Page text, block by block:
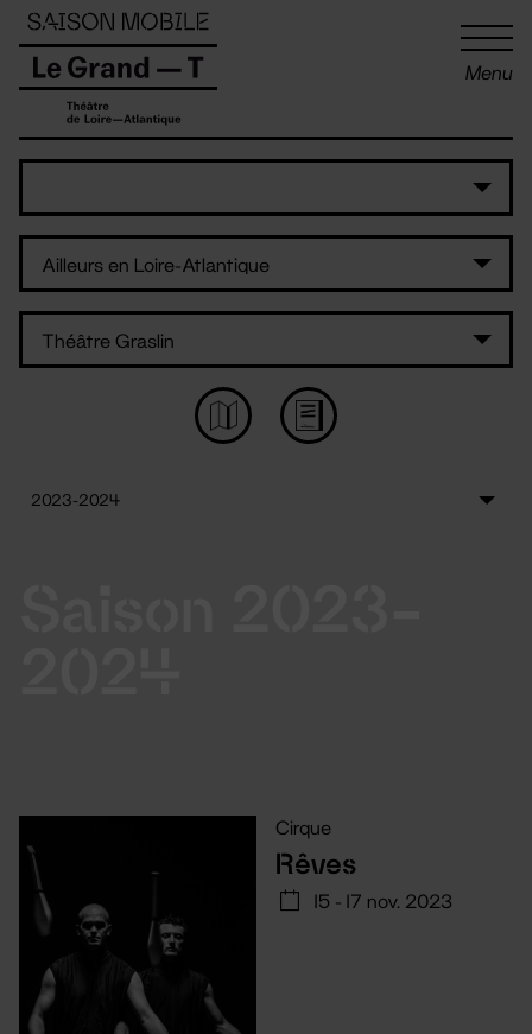
Menu
Cirque
Rêves
15 - 17 nov. 2023
Panneau de gestion des cookies